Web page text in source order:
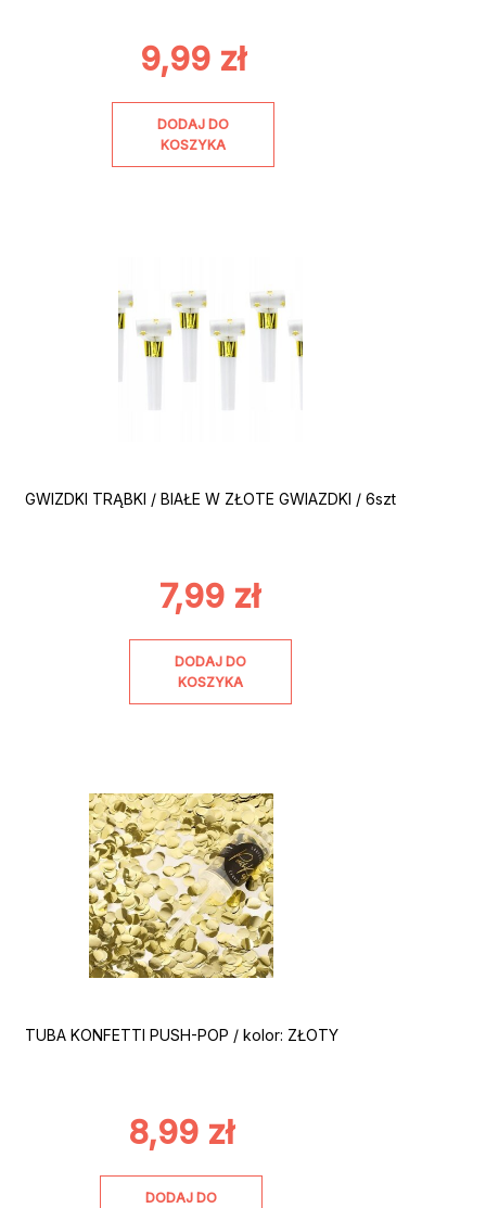
9,99 zł
DODAJ DO
KOSZYKA
GWIZDKI TRĄBKI / BIAŁE W ZŁOTE GWIAZDKI / 6szt
7,99 zł
DODAJ DO
KOSZYKA
TUBA KONFETTI PUSH-POP / kolor: ZŁOTY
8,99 zł
DODAJ DO